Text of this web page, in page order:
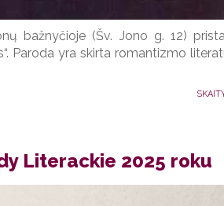
bažnyčioje (Šv. Jono g. 12)
Paroda yra skirta romantizmo
Literackie 2025 roku